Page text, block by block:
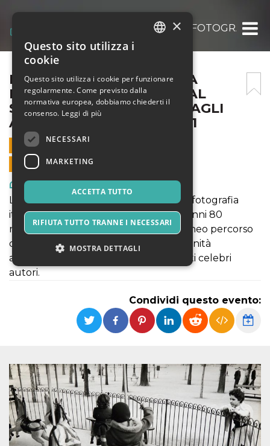
IL GRANDE RISVEGLIO – LA
IL GRANDE RISVEGLIO – LA
FOTOGRAFIA ITALIANA DAL
SECONDO DOPOGUERRA AGLI
ANNI 80 – 3 OTTOBRE 2021
3 OTTOBRE 2021 - 11:00
VENDITE ONLINE TERMINATE
Arte, Mostre & Musei
La retrospettiva Il Grande Risveglio, la fotografia
italiana dal secondo dopoguerra agli anni 80
ricostruisce le evoluzioni dell'eterogeneo percorso
della fotografia italiana verso la modernità
attraverso circa 100 opere di altrettanti celebri
autori.
Condividi questo evento:
×
Questo sito utilizza i
cookie
Questo sito utilizza i cookie per funzionare
regolarmente. Come previsto dalla
normativa europea, dobbiamo chiederti il
consenso. Leggi di più
NECESSARI
MARKETING
ACCETTA TUTTO
RIFIUTA TUTTO TRANNE I NECESSARI
MOSTRA DETTAGLI
I cookie strettamente necessari o tecnici sono
indispensabili al funzionamento del sito. I
servizi qui presenti non potranno funzionare
Nome
Dominio
Scadenza Descrizione
cf_clearance
Cloudflare,
Inc.
.oooh.events
1 anno
Clearance
Cookie from
CloudFlare
stores the proof
of challenge
passed. It is
used to no